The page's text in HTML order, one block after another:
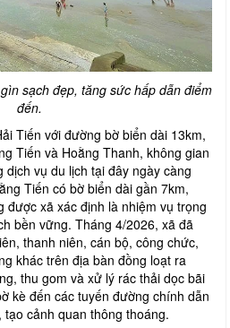
sạch đẹp, tăng sức hấp dẫn điểm
đến.
Tiến với đường bờ biển dài 13km,
Tiến và Hoằng Thanh, không gian
vụ du lịch tại đây ngày càng
Tiến có bờ biển dài gần 7km,
được xã xác định là nhiệm vụ trọng
bền vững. Tháng 4/2026, xã đã
thanh niên, cán bộ, công chức,
khác trên địa bàn đồng loạt ra
thu gom và xử lý rác thải dọc bãi
kè đến các tuyến đường chính dẫn
cảnh quan thông thoáng.